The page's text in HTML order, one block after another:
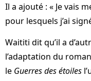
Il a ajouté : « Je vais
pour lesquels j’ai
Waititi dit qu’il a
l’adaptation du
le Guerres des étoiles